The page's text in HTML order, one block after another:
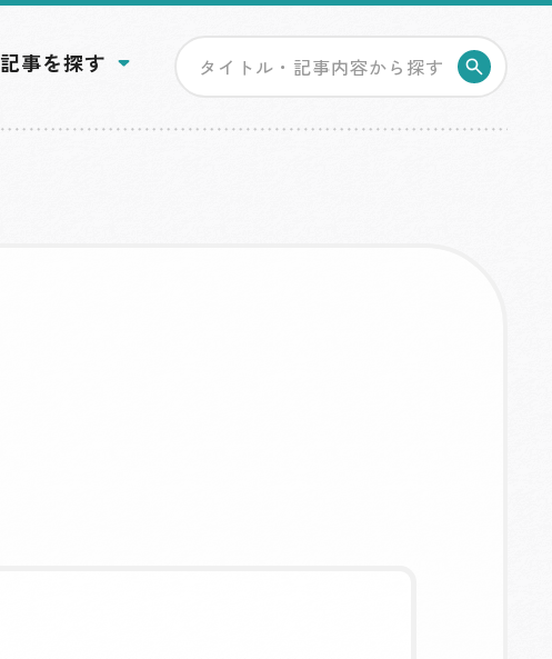
記事を探す